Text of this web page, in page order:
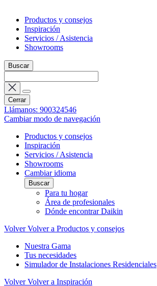
Productos y consejos
Inspiración
Servicios / Asistencia
Showrooms
Buscar
Cerrar
Llámanos: 900324546
Cambiar modo de navegación
Productos y consejos
Inspiración
Servicios / Asistencia
Showrooms
Cambiar idioma
Buscar
Para tu hogar
Área de profesionales
Dónde encontrar Daikin
Volver Volver a Productos y consejos
Nuestra Gama
Tus necesidades
Simulador de Instalaciones Residenciales
Volver Volver a Inspiración